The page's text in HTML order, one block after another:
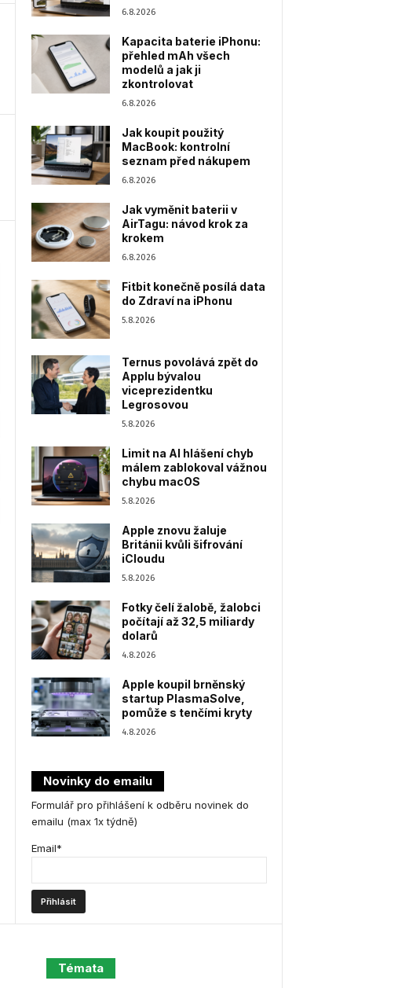
6.8.2026
Kapacita baterie iPhonu:
přehled mAh všech
modelů a jak ji
zkontrolovat
6.8.2026
Jak koupit použitý
MacBook: kontrolní
seznam před nákupem
6.8.2026
Jak vyměnit baterii v
AirTagu: návod krok za
krokem
6.8.2026
Fitbit konečně posílá data
do Zdraví na iPhonu
5.8.2026
Ternus povolává zpět do
Applu bývalou
viceprezidentku
Legrosovou
5.8.2026
Limit na AI hlášení chyb
málem zablokoval vážnou
chybu macOS
5.8.2026
Apple znovu žaluje
Británii kvůli šifrování
iCloudu
5.8.2026
Fotky čelí žalobě, žalobci
počítají až 32,5 miliardy
dolarů
4.8.2026
Apple koupil brněnský
startup PlasmaSolve,
pomůže s tenčími kryty
4.8.2026
Novinky do emailu
Formulář pro přihlášení k odběru novinek do
emailu (max 1x týdně)
Email*
Témata